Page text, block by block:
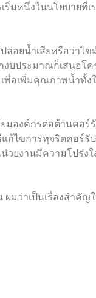
มหนึ่งในนโยบายที่เ
ล่อยน้ำเสียหรือว่าไข
บประมาณก็เสนอโค
เพื่อเพิ่มคุณภาพน้ำทั้ง
ยมองค์กรต่อต้านคอร์
แก้ไขการทุจริตคอร์
วยงานมีความโปร่ง
มว่าเป็นเรื่องสำคัญ